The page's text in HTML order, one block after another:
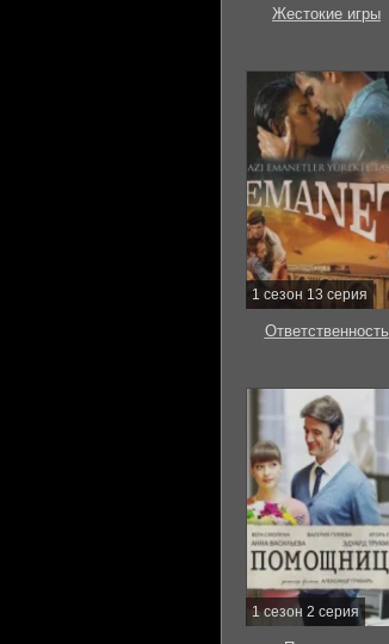
Жестокие игры
1 сезон 13 серия
Ответственность
1 сезон 2 серия